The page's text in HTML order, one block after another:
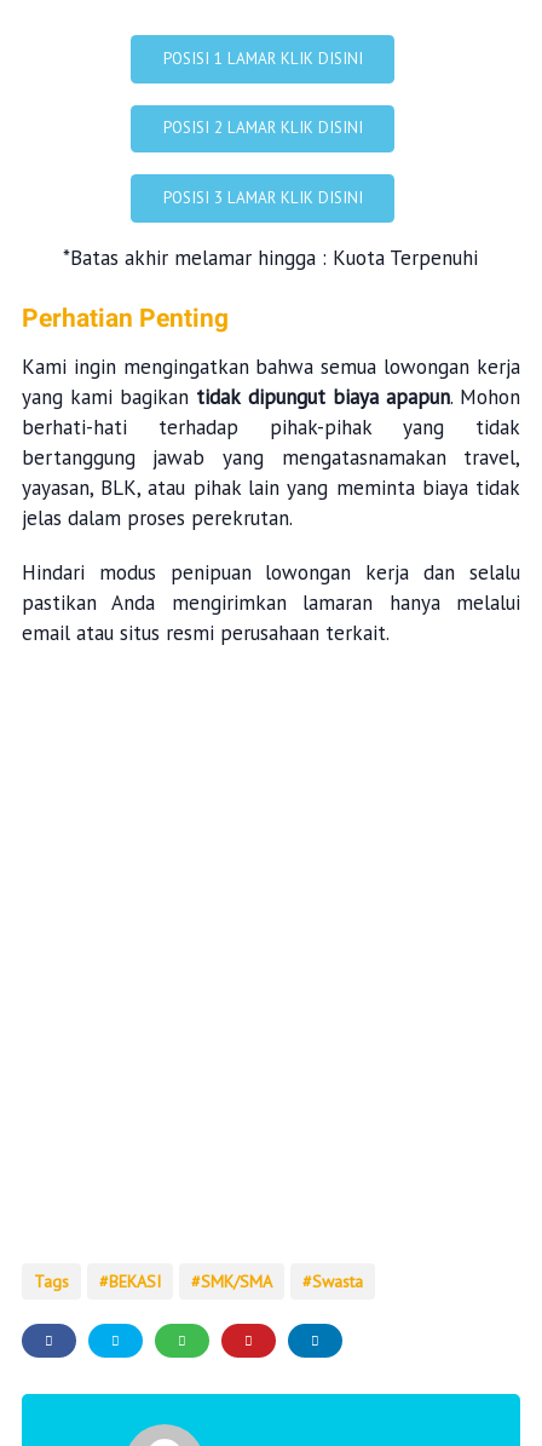
POSISI 1 LAMAR KLIK DISINI
POSISI 2 LAMAR KLIK DISINI
POSISI 3 LAMAR KLIK DISINI
*Batas akhir melamar hingga : Kuota Terpenuhi
Perhatian Penting
Kami ingin mengingatkan bahwa semua lowongan kerja
yang kami bagikan tidak dipungut biaya apapun. Mohon
berhati-hati terhadap pihak-pihak yang tidak
bertanggung jawab yang mengatasnamakan travel,
yayasan, BLK, atau pihak lain yang meminta biaya tidak
jelas dalam proses perekrutan.
Hindari modus penipuan lowongan kerja dan selalu
pastikan Anda mengirimkan lamaran hanya melalui
email atau situs resmi perusahaan terkait.
Tags BEKASI SMK/SMA Swasta